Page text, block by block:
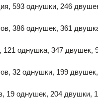
593 однушки, 246
386 однушек, 361
121 однушка, 347 двушек,
32 однушки, 199
19 однушек, 204 двушки,